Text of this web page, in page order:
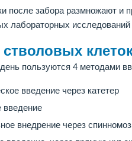
после забора размножают и
лабораторных
пользуются 4 методами
введение через катетер
введение
внедрение через